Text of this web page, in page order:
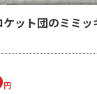
ット団のミミッ
円